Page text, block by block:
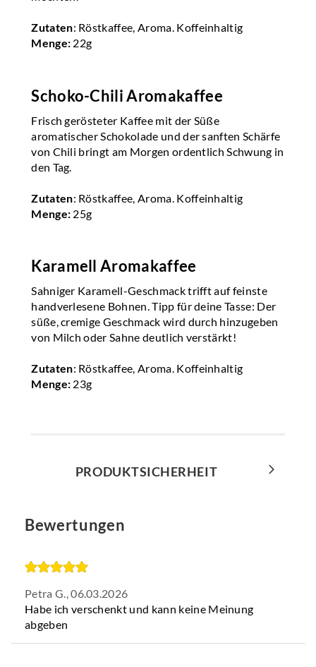
Zutaten: Röstkaffee, Aroma. Koffeinhaltig
Menge: 22g
Schoko-Chili Aromakaffee
Frisch gerösteter Kaffee mit der Süße
aromatischer Schokolade und der sanften Schärfe
von Chili bringt am Morgen ordentlich Schwung in
den Tag.
Zutaten: Röstkaffee, Aroma. Koffeinhaltig
Menge: 25g
Karamell Aromakaffee
Sahniger Karamell-Geschmack trifft auf feinste
handverlesene Bohnen. Tipp für deine Tasse: Der
süße, cremige Geschmack wird durch hinzugeben
von Milch oder Sahne deutlich verstärkt!
Zutaten: Röstkaffee, Aroma. Koffeinhaltig
Menge: 23g
PRODUKTSICHERHEIT
Bewertungen
Petra G.,06.03.2026
Habe ich verschenkt und kann keine Meinung
abgeben